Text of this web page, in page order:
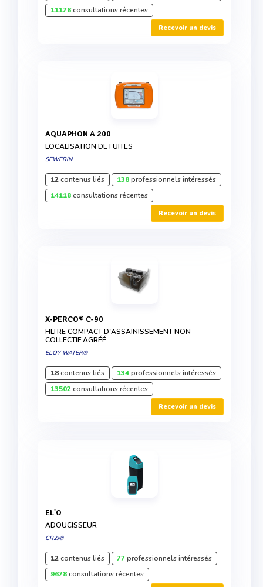
11176consultations récentes
Recevoir un devis
AQUAPHON A 200
LOCALISATION DE FUITES
SEWERIN
12contenus liés 138professionnels intéressés
14118consultations récentes
Recevoir un devis
X-PERCO® C-90
FILTRE COMPACT D'ASSAINISSEMENT NON
COLLECTIF AGRÉÉ
ELOY WATER®
18contenus liés 134professionnels intéressés
13502consultations récentes
Recevoir un devis
EL'O
ADOUCISSEUR
CR2J®
12contenus liés 77professionnels intéressés
9678consultations récentes